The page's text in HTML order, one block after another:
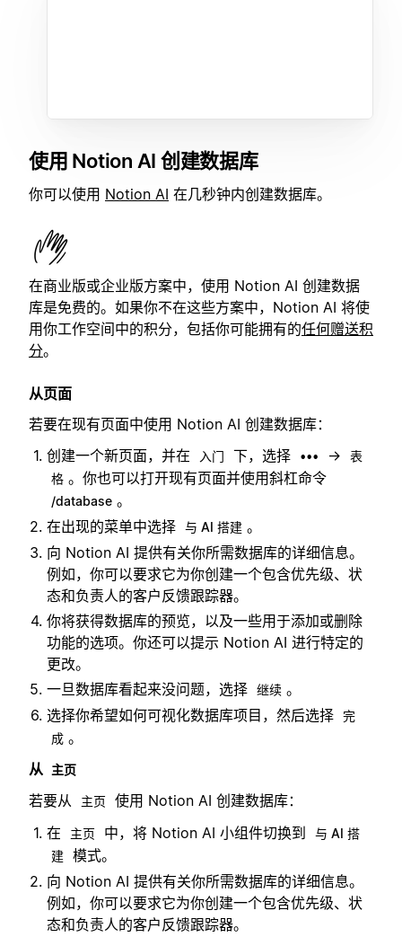
使用 Notion AI 创建数据库
你可以使用 Notion AI 在几秒钟内创建数据库。
在商业版或企业版方案中，使用 Notion AI 创建数据
库是免费的。如果你不在这些方案中，Notion AI 将使
用你工作空间中的积分，包括你可能拥有的任何赠送积
分。
从页面
若要在现有页面中使用 Notion AI 创建数据库：
创建一个新页面，并在
入门 下，选择 ••• →
表
格 。你也可以打开现有页面并使用斜杠命令
/database 。
在出现的菜单中选择 与 AI 搭建 。
向 Notion AI 提供有关你所需数据库的详细信息。
例如，你可以要求它为你创建一个包含优先级、状
态和负责人的客户反馈跟踪器。
你将获得数据库的预览，以及一些用于添加或删除
功能的选项。你还可以提示 Notion AI 进行特定的
更改。
一旦数据库看起来没问题，选择 继续 。
选择你希望如何可视化数据库项目，然后选择 完
成 。
从
主页
若要从 主页
使用 Notion AI 创建数据库：
在
主页 中，将 Notion AI 小组件切换到
与 AI 搭
建 模式。
向 Notion AI 提供有关你所需数据库的详细信息。
例如，你可以要求它为你创建一个包含优先级、状
态和负责人的客户反馈跟踪器。